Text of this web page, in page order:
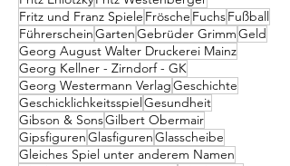
Fritz und Franz Spiele Frösche FuchsFußball
FührerscheinGartenGebrüder GrimmGeld
Georg August Walter Druckerei Mainz
Georg Kellner - Zirndorf - GK
Georg Westermann VerlagGeschichte
GeschicklichkeitsspielGesundheit
Gibson & SonsGilbert Obermair
GipsfigurenGlasfigurenGlasscheibe
Gleiches Spiel unter anderem Namen